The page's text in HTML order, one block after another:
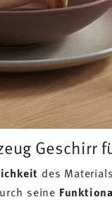
Geschirr
des
seine